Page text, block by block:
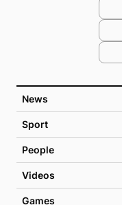
News
Sport
People
Videos
Games